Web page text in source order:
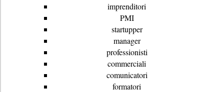
imprenditori
PMI
startupper
manager
professionisti
commerciali
comunicatori
formatori